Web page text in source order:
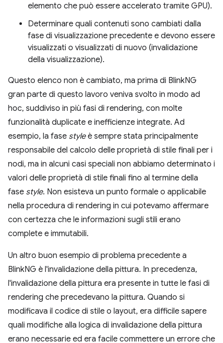
elemento che può essere accelerato tramite GPU).
Determinare quali contenuti sono cambiati dalla
fase di visualizzazione precedente e devono essere
visualizzati o visualizzati di nuovo (invalidazione
della visualizzazione).
Questo elenco non è cambiato, ma prima di BlinkNG
gran parte di questo lavoro veniva svolto in modo ad
hoc, suddiviso in più fasi di rendering, con molte
funzionalità duplicate e inefficienze integrate. Ad
esempio, la fase styleè sempre stata principalmente
responsabile del calcolo delle proprietà di stile finali per i
nodi, ma in alcuni casi speciali non abbiamo determinato i
valori delle proprietà di stile finali fino al termine della
fase style. Non esisteva un punto formale o applicabile
nella procedura di rendering in cui potevamo affermare
con certezza che le informazioni sugli stili erano
complete e immutabili.
Un altro buon esempio di problema precedente a
BlinkNG è l'invalidazione della pittura. In precedenza,
l'invalidazione della pittura era presente in tutte le fasi di
rendering che precedevano la pittura. Quando si
modificava il codice di stile o layout, era difficile sapere
quali modifiche alla logica di invalidazione della pittura
erano necessarie ed era facile commettere un errore che